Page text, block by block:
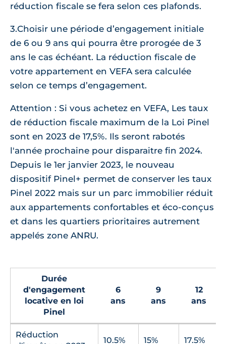
réduction fiscale se fera selon ces plafonds.
3.Choisir une période d’engagement initiale
de 6 ou 9 ans qui pourra être prorogée de 3
ans le cas échéant. La réduction fiscale de
votre appartement en VEFA sera calculée
selon ce temps d’engagement.
Attention : Si vous achetez en VEFA, Les taux
de réduction fiscale maximum de la Loi Pinel
sont en 2023 de 17,5%. Ils seront rabotés
l'année prochaine pour disparaitre fin 2024.
Depuis le 1er janvier 2023, le nouveau
dispositif Pinel+ permet de conserver les taux
Pinel 2022 mais sur un parc immobilier réduit
aux appartements confortables et éco-conçus
et dans les quartiers prioritaires autrement
appelés zone ANRU.
Durée
d'engagement
locative en loi
Pinel
6
ans
9
ans
12
ans
Réduction
10.5% 15% 17.5%